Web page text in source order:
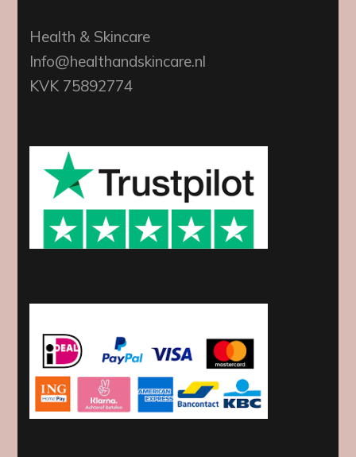
Health & Skincare
Info@healthandskincare.nl
KVK 75892774